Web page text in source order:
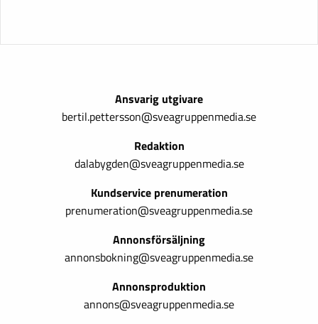
Ansvarig utgivare
bertil.pettersson@sveagruppenmedia.se
Redaktion
dalabygden@sveagruppenmedia.se
Kundservice prenumeration
prenumeration@sveagruppenmedia.se
Annonsförsäljning
annonsbokning@sveagruppenmedia.se
Annonsproduktion
annons@sveagruppenmedia.se